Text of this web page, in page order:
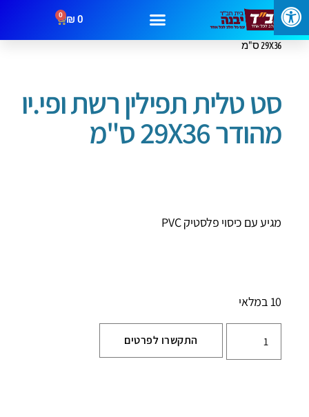
0
₪
0
עמוד הבית/תיקים לטלית ותפילין/ סט טלית תפילין רשת ופי.יו מהודר
29X36 ס"מ
סט טלית תפילין רשת ופי.יו
מהודר 29X36 ס"מ
מגיע עם כיסוי פלסטיק PVC
10 במלאי
התקשרו לפרטים